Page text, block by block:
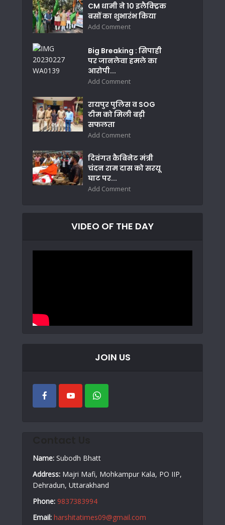
CM धामी ने 10 इलैक्ट्रिक
बसों का शुभारंभ किया
Add Comment
Big Breaking : सिपाही
पर जानलेवा हमले का
आरोपी...
Add Comment
रायपुर पुलिस व SOG
टीम को मिली बड़ी
सफलता
Add Comment
दिवंगत कैबिनेट मंत्री
चंदन राम दास को सरयू
घाट पर...
Add Comment
VIDEO OF THE DAY
JOIN US
Name: Subodh Bhatt
Address: Majri Mafi, Mohkampur Kala, PO IIP,
Dehradun, Uttarakhand
Phone: 9837383994
Email: harshitatimes09@gmail.com